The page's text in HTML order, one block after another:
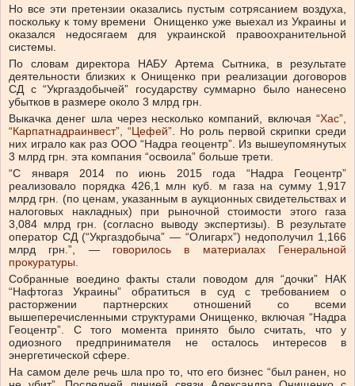
Но все эти претензии оказались пустым сотрясанием воздуха,
поскольку к тому времени Онищенко уже выехал из Украины и
оказался недосягаем для украинской правоохранительной
системы.
По словам директора НАБУ Артема Сытника, в результате
деятельности близких к Онищенко при реализации договоров
СД с “Укргаздобычей” государству суммарно было нанесено
убытков в размере около 3 млрд грн.
Выкачка денег шла через несколько компаний, включая “Хас”,
“Карпатнадраинвест”, “Цефей”. Но роль первой скрипки среди
них играло как раз ООО “Надра геоцентр”. Из вышеупомянутых
3 млрд грн. эта компания “освоила” больше трети.
“С января 2014 по июнь 2015 года “Надра Геоцентр”
реализовало порядка 426,1 млн куб. м газа на сумму 1,917
млрд грн. (по ценам, указанным в аукционных свидетельствах и
налоговых накладных) при рыночной стоимости этого газа
3,084 млрд грн. (согласно выводу экспертизы). В результате
оператор СД (“Укргаздобыча” — “Олигарх”) недополучил 1,166
млрд грн.”, — говорилось в материалах Генеральной
прокуратуры.
Собранные воедино факты стали поводом для “дочки” НАК
“Нафтогаз Украины” обратиться в суд с требованием о
расторжении партнерских отношений со всеми
вышеперечисленными структурами Онищенко, включая “Надра
Геоцентр”. С того момента принято было считать, что у
одиозного предпринимателя не осталось интересов в
энергетической сфере.
На самом деле речь шла про то, что его бизнес “был ранен, но